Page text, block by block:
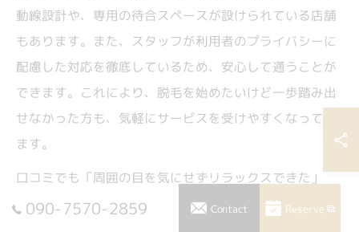
動線設計や、専用の待合スペースが設けられている店舗
もあります。また、スタッフが利用者のプライバシーに
配慮した対応を徹底しているため、安心して通うことが
できます。これにより、脱毛を始めたいけど一歩踏み出
せなかった方も、気軽にサービスを受けやすくなってい
ます。
口コミでも「周囲の目を気にせずリラックスできた」
「人目が気にならなかったので継続しやすい」といった
090-7570-2859 Contact Reserve